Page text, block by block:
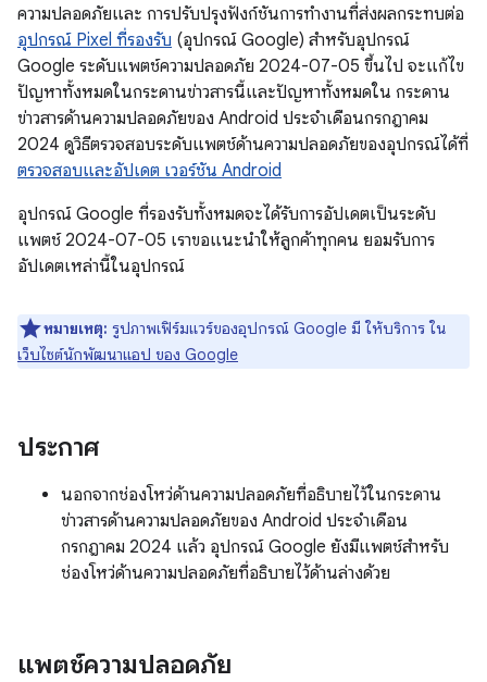
ความปลอดภัยและ การปรับปรุงฟังก์ชันการทำงานที่ส่งผลกระทบต่อ
อุปกรณ์ Pixel ที่รองรับ (อุปกรณ์ Google) สำหรับอุปกรณ์
Google ระดับแพตช์ความปลอดภัย 2024-07-05 ขึ้นไป จะแก้ไข
ปัญหาทั้งหมดในกระดานข่าวสารนี้และปัญหาทั้งหมดใน กระดาน
ข่าวสารด้านความปลอดภัยของ Android ประจำเดือนกรกฎาคม
2024 ดูวิธีตรวจสอบระดับแพตช์ด้านความปลอดภัยของอุปกรณ์ได้ที่
ตรวจสอบและอัปเดต เวอร์ชัน Android
อุปกรณ์ Google ที่รองรับทั้งหมดจะได้รับการอัปเดตเป็นระดับ
แพตช์ 2024-07-05 เราขอแนะนำให้ลูกค้าทุกคน ยอมรับการ
อัปเดตเหล่านี้ในอุปกรณ์
หมายเหตุ: รูปภาพเฟิร์มแวร์ของอุปกรณ์ Google มี ให้บริการ ใน
เว็บไซต์นักพัฒนาแอป ของ Google
ประกาศ
นอกจากช่องโหว่ด้านความปลอดภัยที่อธิบายไว้ในกระดาน
ข่าวสารด้านความปลอดภัยของ Android ประจำเดือน
กรกฎาคม 2024 แล้ว อุปกรณ์ Google ยังมีแพตช์สำหรับ
ช่องโหว่ด้านความปลอดภัยที่อธิบายไว้ด้านล่างด้วย
แพตช์ความปลอดภัย